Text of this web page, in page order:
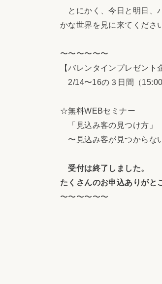
とにかく、今日と明日、
かな世界を見に来てくださ
〜〜〜〜〜〜
【バレンタインプレゼント
2/14〜16の３日間（15:00
☆無料WEBセミナー
「見込み客の見つけ方」
〜見込み客が見つからな
受付は終了しました。
たくさんのお申込ありがと
〜〜〜〜〜〜